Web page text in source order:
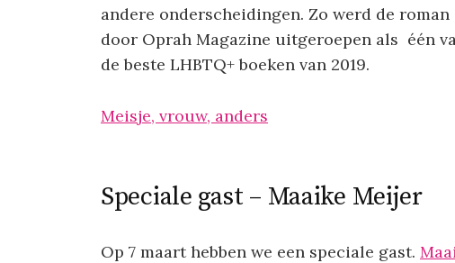
andere onderscheidingen. Zo werd de roman
door Oprah Magazine uitgeroepen als één
de beste LHBTQ+ boeken van 2019.
Meisje, vrouw, anders
Speciale gast – Maaike Meijer
Op 7 maart hebben we een speciale gast.